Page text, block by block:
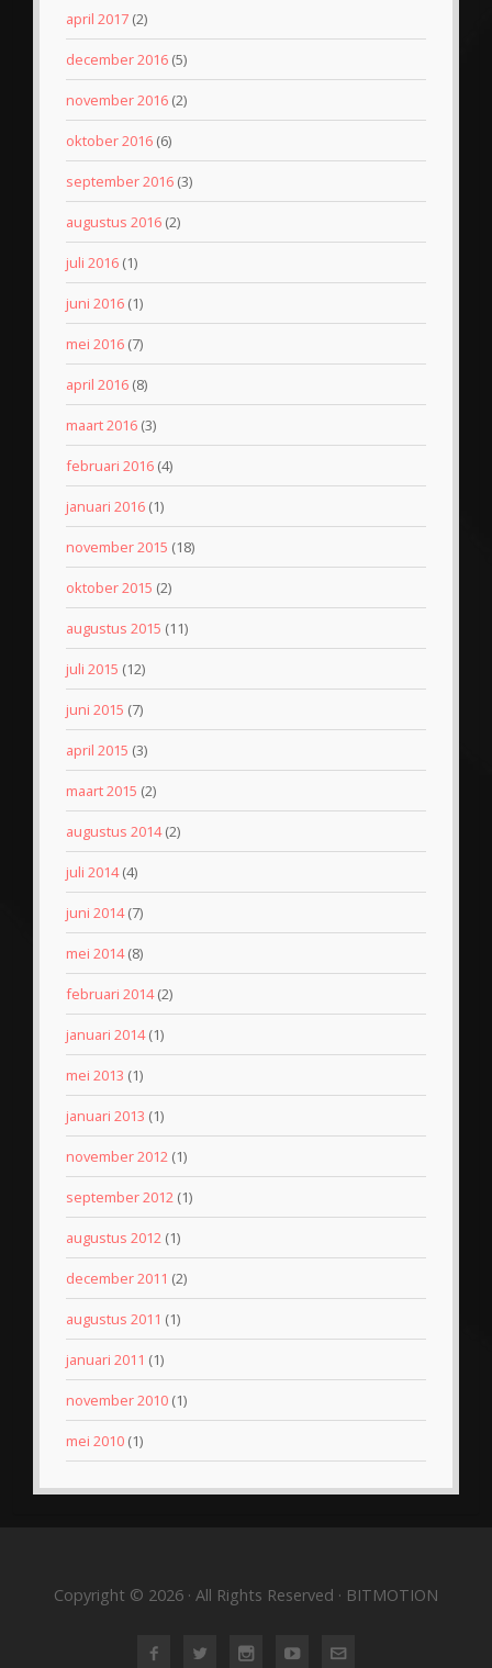
april 2017 (2)
december 2016 (5)
november 2016 (2)
oktober 2016 (6)
september 2016 (3)
augustus 2016 (2)
juli 2016 (1)
juni 2016 (1)
mei 2016 (7)
april 2016 (8)
maart 2016 (3)
februari 2016 (4)
januari 2016 (1)
november 2015 (18)
oktober 2015 (2)
augustus 2015 (11)
juli 2015 (12)
juni 2015 (7)
april 2015 (3)
maart 2015 (2)
augustus 2014(2)
juli 2014(4)
juni 2014(7)
mei 2014(8)
februari 2014(2)
januari 2014(1)
mei 2013 (1)
januari 2013 (1)
november 2012 (1)
september 2012 (1)
augustus 2012 (1)
december 2011 (2)
augustus 2011 (1)
januari 2011 (1)
november 2010 (1)
mei 2010 (1)
Copyright © 2026 · All Rights Reserved · BITMOTION